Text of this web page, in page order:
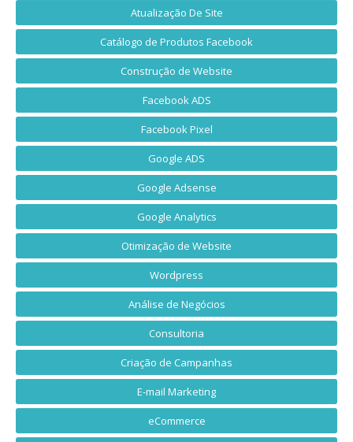
Atualização De Site
Catálogo de Produtos Facebook
Construção de Website
Facebook ADS
Facebook Pixel
Google ADS
Google Adsense
Google Analytics
Otimização de Website
Wordpress
Análise de Negócios
Consultoria
Criação de Campanhas
E-mail Marketing
eCommerce